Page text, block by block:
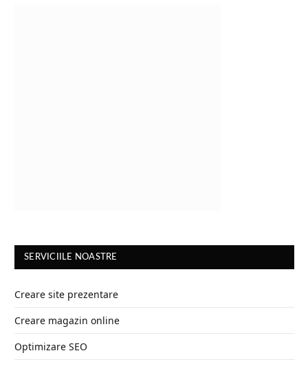
SERVICIILE NOASTRE
Creare site prezentare
Creare magazin online
Optimizare SEO